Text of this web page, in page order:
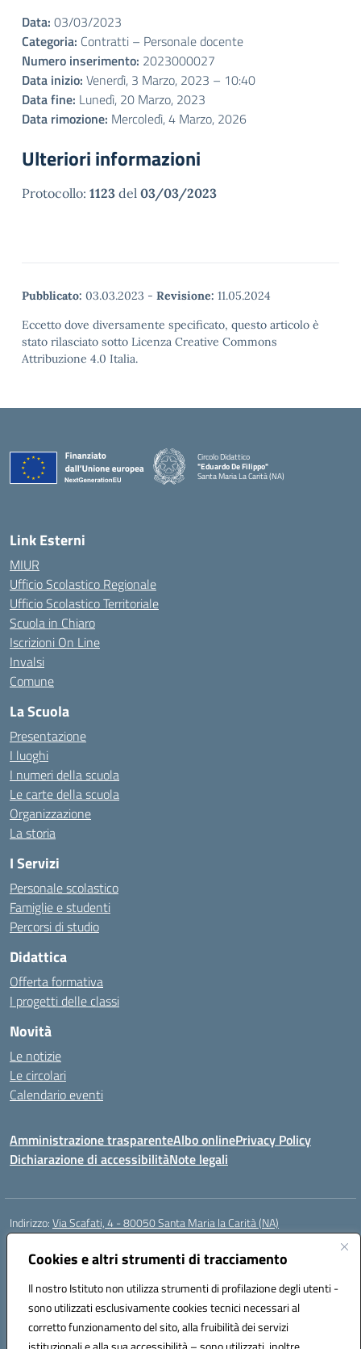
Cookies e altri strumenti di tracciamento
Il nostro Istituto non utilizza strumenti di profilazione degli utenti -
sono utilizzati esclusivamente cookies tecnici necessari al
corretto funzionamento del sito, alla fruibilità dei servizi
Data: 03/03/2023
Categoria: Contratti – Personale docente
Numero inserimento: 2023000027
Data inizio: Venerdì, 3 Marzo, 2023 – 10:40
Data fine: Lunedì, 20 Marzo, 2023
Data rimozione: Mercoledì, 4 Marzo, 2026
Ulteriori informazioni
Protocollo: 1123 del 03/03/2023
Pubblicato: 03.03.2023 - Revisione: 11.05.2024
Eccetto dove diversamente specificato, questo articolo è
stato rilasciato sotto Licenza Creative Commons
Attribuzione 4.0 Italia.
Circolo Didattico
"Eduardo De Filippo"
Santa Maria La Carità (NA)
Link Esterni
MIUR
Ufficio Scolastico Regionale
Ufficio Scolastico Territoriale
Scuola in Chiaro
Iscrizioni On Line
Invalsi
Comune
La Scuola
Presentazione
I luoghi
I numeri della scuola
Le carte della scuola
Organizzazione
La storia
I Servizi
Personale scolastico
Famiglie e studenti
Percorsi di studio
Didattica
Offerta formativa
I progetti delle classi
Novità
Le notizie
Le circolari
Calendario eventi
Amministrazione trasparenteAlbo onlinePrivacy Policy
Dichiarazione di accessibilitàNote legali
Indirizzo:Via Scafati, 4 - 80050 Santa Maria la Carità (NA)
Centralino:
Posta elettronica certificata (PEC):NAEE21900T@pec.istruzione.it
Codice fiscale: 90016250632
Codice meccanografico:NAEE21900T
Codice Indice delle Pubbliche Amministrazioni (IPA): istsc_naee21900t
Codice unico di fatturazione (CUF): UFZ0X6